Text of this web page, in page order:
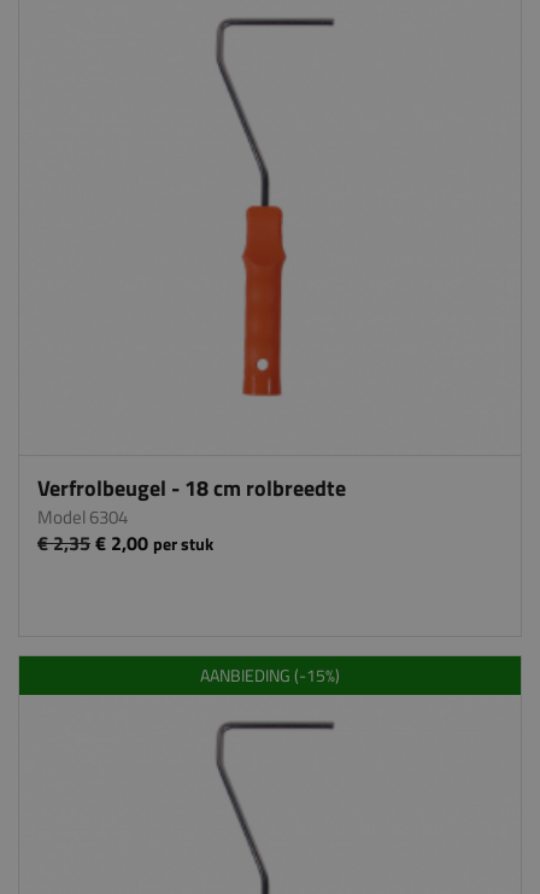
Verfrolbeugel - 18 cm rolbreedte
Model 6304
€ 2,35€ 2,00 per stuk
AANBIEDING (-15%)